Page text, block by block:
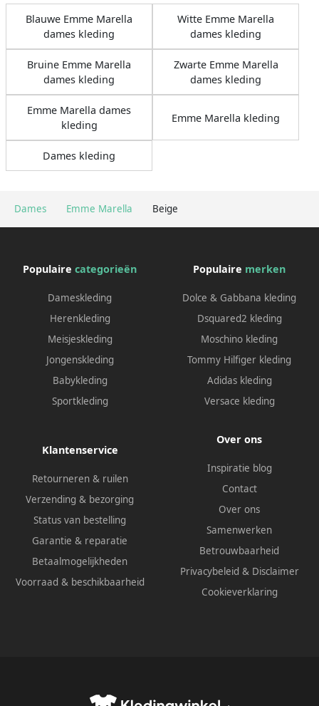
Dames Emme Marella Beige
Blauwe Emme Marella
dames kleding
Witte Emme Marella
dames kleding
Bruine Emme Marella
dames kleding
Zwarte Emme Marella
dames kleding
Emme Marella dames
kleding
Emme Marella kleding
Dames kleding
Populaire categorieën
Dameskleding
Herenkleding
Meisjeskleding
Jongenskleding
Babykleding
Sportkleding
Populaire merken
Dolce & Gabbana kleding
Dsquared2 kleding
Moschino kleding
Tommy Hilfiger kleding
Adidas kleding
Versace kleding
Klantenservice
Retourneren & ruilen
Verzending & bezorging
Status van bestelling
Garantie & reparatie
Betaalmogelijkheden
Voorraad & beschikbaarheid
Over ons
Inspiratie blog
Contact
Over ons
Samenwerken
Betrouwbaarheid
Privacybeleid & Disclaimer
Cookieverklaring